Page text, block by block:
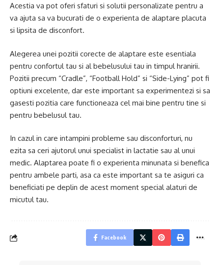
Acestia va pot oferi sfaturi si solutii personalizate pentru a
va ajuta sa va bucurati de o experienta de alaptare placuta
si lipsita de disconfort.
Alegerea unei pozitii corecte de alaptare este esentiala
pentru confortul tau si al bebelusului tau in timpul hranirii.
Pozitii precum “Cradle”, “Football Hold” si “Side-Lying” pot fi
optiuni excelente, dar este important sa experimentezi si sa
gasesti pozitia care functioneaza cel mai bine pentru tine si
pentru bebelusul tau.
In cazul in care intampini probleme sau disconforturi, nu
ezita sa ceri ajutorul unui specialist in lactatie sau al unui
medic. Alaptarea poate fi o experienta minunata si benefica
pentru ambele parti, asa ca este important sa te asiguri ca
beneficiati pe deplin de acest moment special alaturi de
micutul tau.
Facebook